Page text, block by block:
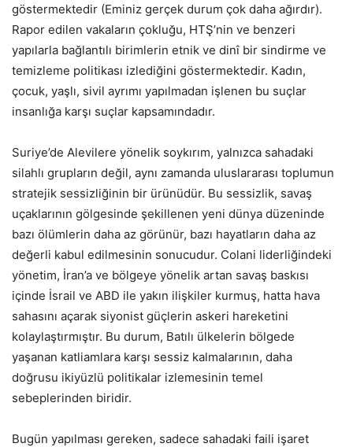
göstermektedir (Eminiz gerçek durum çok daha ağırdır).
Rapor edilen vakaların çokluğu, HTŞ’nin ve benzeri
yapılarla bağlantılı birimlerin etnik ve dinî bir sindirme ve
temizleme politikası izlediğini göstermektedir. Kadın,
çocuk, yaşlı, sivil ayrımı yapılmadan işlenen bu suçlar
insanlığa karşı suçlar kapsamındadır.
Suriye’de Alevilere yönelik soykırım, yalnızca sahadaki
silahlı grupların değil, aynı zamanda uluslararası toplumun
stratejik sessizliğinin bir ürünüdür. Bu sessizlik, savaş
uçaklarının gölgesinde şekillenen yeni dünya düzeninde
bazı ölümlerin daha az görünür, bazı hayatların daha az
değerli kabul edilmesinin sonucudur. Colani liderliğindeki
yönetim, İran’a ve bölgeye yönelik artan savaş baskısı
içinde İsrail ve ABD ile yakın ilişkiler kurmuş, hatta hava
sahasını açarak siyonist güçlerin askeri hareketini
kolaylaştırmıştır. Bu durum, Batılı ülkelerin bölgede
yaşanan katliamlara karşı sessiz kalmalarının, daha
doğrusu ikiyüzlü politikalar izlemesinin temel
sebeplerinden biridir.
Bugün yapılması gereken, sadece sahadaki faili işaret